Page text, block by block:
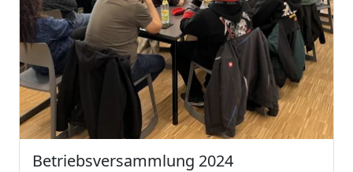
Betriebsversammlung 2024